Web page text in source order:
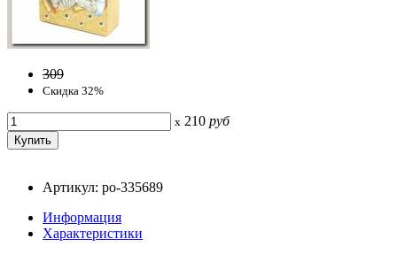
309
Скидка 32%
x 210 руб
Артикул: po-335689
Информация
Характеристики